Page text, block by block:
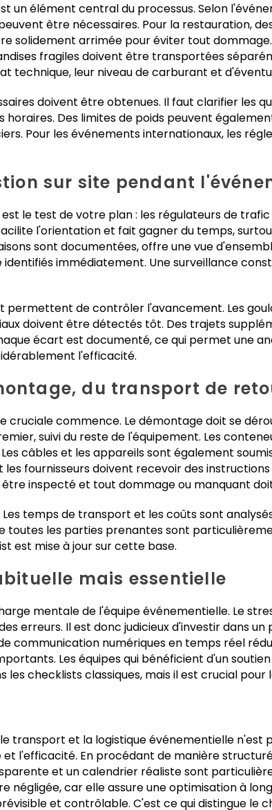
un élément central du processus. Selon
être nécessaires. Pour la restauration,
solidement arrimée pour éviter tout
fragiles doivent être transportées
technique, leur niveau de carburant et
doivent être obtenues. Il faut clarifier les
Des limites de poids peuvent
Pour les événements internationaux, les
sur site pendant
le test de votre plan : les régulateurs de
l'orientation et fait gagner du temps,
sont documentées, offre une vue
immédiatement. Une surveillance
permettent de contrôler l'avancement. Les
doivent être détectés tôt. Des trajets
écart est documenté, ce qui permet une
l'efficacité.
du transport de
cruciale commence. Le démontage doit se
suivi du reste de l'équipement. Les
câbles et les appareils sont également
fournisseurs doivent recevoir des
inspecté et tout dommage ou manquant
Les temps de transport et les coûts sont
toutes les parties prenantes sont
est mise à jour sur cette base.
mais essentielle
mentale de l'équipe événementielle. Le
erreurs. Il est donc judicieux d'investir dans
communication numériques en temps réel
Les équipes qui bénéficient d'un
checklists classiques, mais il est crucial pour
transport et la logistique événementielle n'est
l'efficacité. En procédant de manière
et un calendrier réaliste sont
négligée, car elle assure une optimisation à
et contrôlable. C'est ce qui distingue le